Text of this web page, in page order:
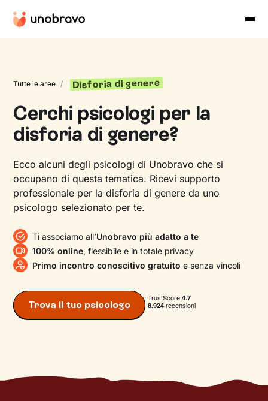
Tutte le aree / Disforia di genere
Cerchi psicologi per la
disforia di genere?
Ecco alcuni degli psicologi di Unobravo che si
occupano di questa tematica. Ricevi supporto
professionale per la disforia di genere da uno
psicologo selezionato per te.
Ti associamo all’Unobravo più adatto a te
100% online, flessibile e in totale privacy
Primo incontro conoscitivo gratuito e senza vincoli
Trova il tuo psicologo